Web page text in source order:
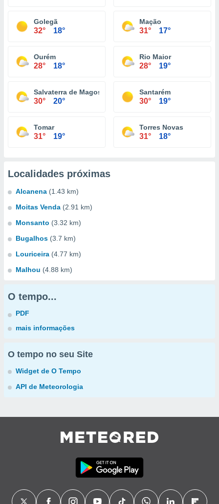
Golegã
32° 18°
Mação
31° 17°
Ourém
28° 18°
Rio Maior
28° 19°
Salvaterra de Magos
30° 20°
Santarém
30° 19°
Tomar
31° 19°
Torres Novas
31° 18°
Localidades próximas
Alcanena (1.43 km)
Moitas Venda (2.91 km)
Monsanto (3.32 km)
Bugalhos (3.7 km)
Louriceira (4.77 km)
Malhou (4.88 km)
O tempo...
PDF
mais informações
O tempo no seu Site
Widget de O Tempo
API de Meteorologia